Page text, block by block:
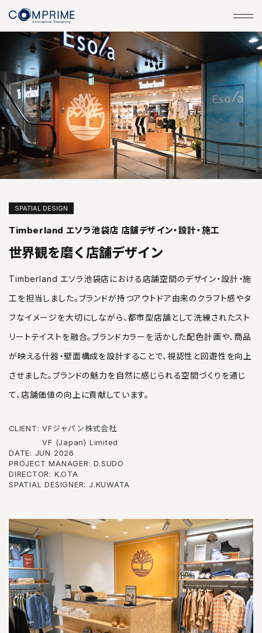
SPATIAL DESIGN
Timberland エソラ池袋店 店舗デザイン・設計・施工
世界観を磨く店舗デザイン
Timberland エソラ池袋店における店舗空間のデザイン・設計・施
工を担当しました。ブランドが持つアウトドア由来のクラフト感やタ
フなイメージを大切にしながら、都市型店舗として洗練されたスト
リートテイストを融合。ブランドカラーを活かした配色計画や、商品
が映える什器・壁面構成を設計することで、視認性と回遊性を向上
させました。ブランドの魅力を自然に感じられる空間づくりを通じ
て、店舗価値の向上に貢献しています。
CLIENT:VFジャパン株式会社
VF (Japan) Limited
DATE: JUN 2026
PROJECT MANAGER: D.SUDO
DIRECTOR: K.OTA
SPATIAL DESIGNER: J.KUWATA